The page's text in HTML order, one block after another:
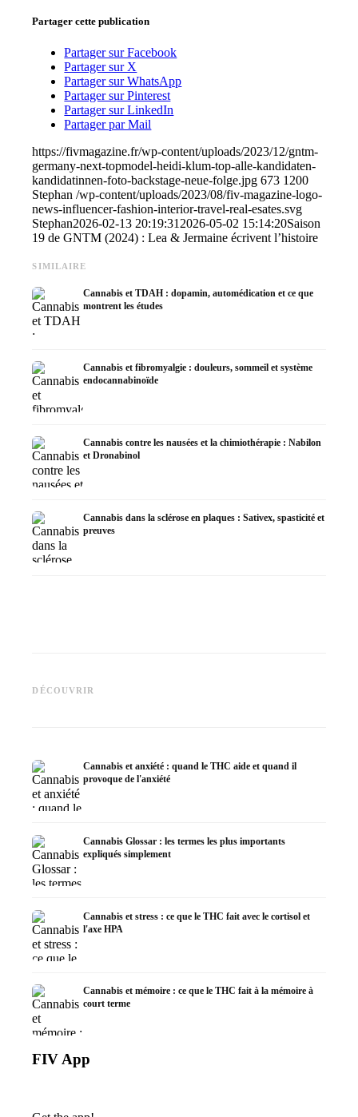
Partager cette publication
Partager sur Facebook
Partager sur X
Partager sur WhatsApp
Partager sur Pinterest
Partager sur LinkedIn
Partager par Mail
https://fivmagazine.fr/wp-content/uploads/2023/12/gntm-
germany-next-topmodel-heidi-klum-top-alle-kandidaten-
kandidatinnen-foto-backstage-neue-folge.jpg 673 1200
Stephan /wp-content/uploads/2023/08/fiv-magazine-logo-
news-influencer-fashion-interior-travel-real-esates.svg
Stephan2026-02-13 20:19:312026-05-02 15:14:20Saison
19 de GNTM (2024) : Lea & Jermaine écrivent l’histoire
SIMILAIRE
Cannabis et TDAH : dopamin, automédication et ce que
montrent les études
Cannabis et fibromyalgie : douleurs, sommeil et système
endocannabinoïde
Cannabis contre les nausées et la chimiothérapie : Nabilon
et Dronabinol
Cannabis dans la sclérose en plaques : Sativex, spasticité et
preuves
DÉCOUVRIR
Epidiolex et l'état actuel de la
recherche
Cannabis et anxiété : quand le THC aide et quand il
provoque de l'anxiété
Cannabis Glossar : les termes les plus importants
expliqués simplement
Cannabis et stress : ce que le THC fait avec le cortisol et
l'axe HPA
Cannabis et mémoire : ce que le THC fait à la mémoire à
court terme
FIV App